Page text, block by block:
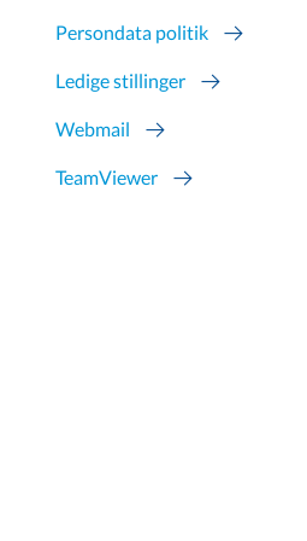
Persondata politik
Ledige stillinger
Webmail
TeamViewer